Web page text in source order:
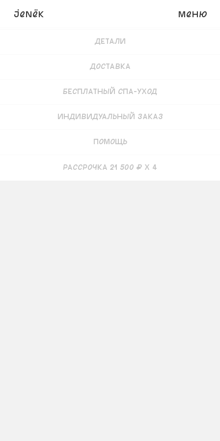
JENёK Меню
Детали
Доставка
Бесплатный СПА-уход
Индивидуальный заказ
Помощь
рассрочка 21 500 ₽ x 4